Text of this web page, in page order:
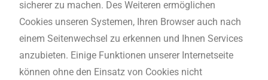
sicherer zu machen. Des Weiteren ermöglichen
Cookies unseren Systemen, Ihren Browser auch nach
einem Seitenwechsel zu erkennen und Ihnen Services
anzubieten. Einige Funktionen unserer Internetseite
können ohne den Einsatz von Cookies nicht